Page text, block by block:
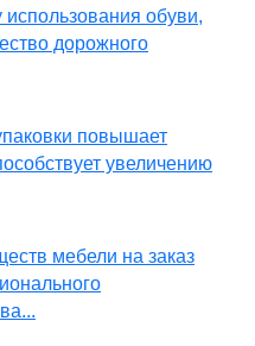
обуви,
дорожного
повышает
увеличению
мебели на заказ